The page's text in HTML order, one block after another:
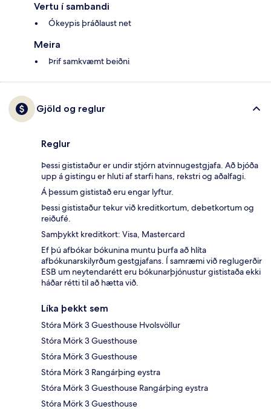
Vertu í sambandi
Ókeypis þráðlaust net
Meira
Þrif samkvæmt beiðni
Gjöld og reglur
Reglur
Þessi gististaður er undir stjórn atvinnugestgjafa. Að bjóða
upp á gistingu er hluti af starfi hans, rekstri og aðalfagi.
Á þessum gististað eru engar lyftur.
Þessi gististaður tekur við kreditkortum, debetkortum og
reiðufé.
Samþykkt kreditkort: Visa, Mastercard
Ef þú afbókar bókunina muntu þurfa að hlíta
afbókunarskilyrðum gestgjafans. Í samræmi við reglugerðir
ESB um neytendarétt eru bókunarþjónustur gististaða ekki
háðar rétti til að hætta við.
Líka þekkt sem
Stóra Mörk 3 Guesthouse Hvolsvöllur
Stóra Mörk 3 Guesthouse
Stóra Mörk 3 Guesthouse
Stóra Mörk 3 Rangárþing eystra
Stóra Mörk 3 Guesthouse Rangárþing eystra
Stóra Mörk 3 Guesthouse